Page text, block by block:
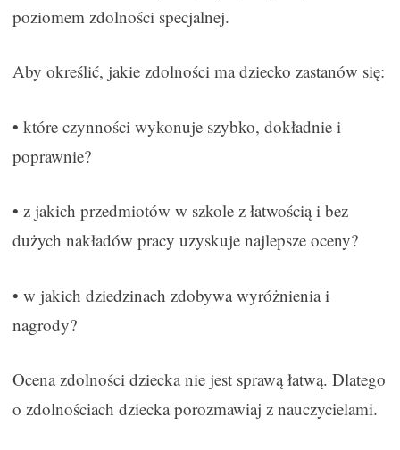
poziomem zdolności specjalnej.
Aby określić, jakie zdolności ma dziecko zastanów się:
• które czynności wykonuje szybko, dokładnie i
poprawnie?
• z jakich przedmiotów w szkole z łatwością i bez
dużych nakładów pracy uzyskuje najlepsze oceny?
• w jakich dziedzinach zdobywa wyróżnienia i
nagrody?
Ocena zdolności dziecka nie jest sprawą łatwą. Dlatego
o zdolnościach dziecka porozmawiaj z nauczycielami.